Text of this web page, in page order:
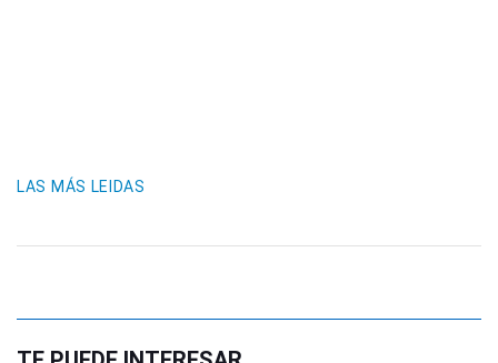
LAS MÁS LEIDAS